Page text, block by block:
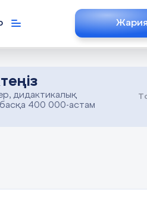
дидактикалық
400 000-астам